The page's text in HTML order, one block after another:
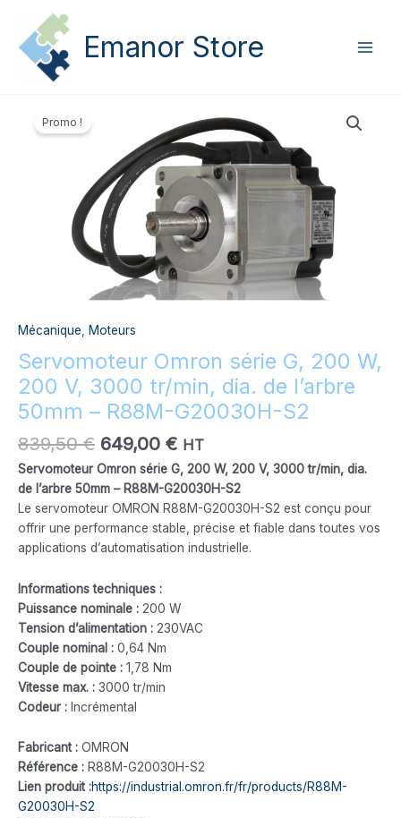
contenu
Emanor Store
Menu
Promo !
Mécanique Moteurs
Servomoteur Omron série G, 200 W,
200 V, 3000 tr/min, dia. de l’arbre
50mm – R88M-G20030H-S2
839,50€
initial
était :
839,50 €.
649,00 €
prix
actuel
est :
649,00 €.
HT
Servomoteur Omron série G, 200 W, 200 V, 3000 tr/min, dia.
de l’arbre 50mm – R88M-G20030H-S2
Le servomoteur OMRON R88M-G20030H-S2 est conçu pour
offrir une performance stable, précise et fiable dans toutes vos
applications d’automatisation industrielle.
Informations techniques :
Puissance nominale : 200 W
Tension d’alimentation : 230VAC
Couple nominal : 0,64 Nm
Couple de pointe : 1,78 Nm
Vitesse max. : 3000 tr/min
Codeur : Incrémental
Fabricant : OMRON
Référence : R88M-G20030H-S2
Lien produit :https://industrial.omron.fr/fr/products/R88M-
G20030H-S2
de
l'arbre
-
R88M-
S2